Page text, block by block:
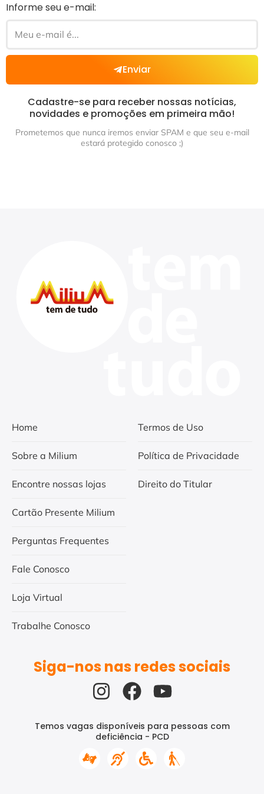
Informe seu e-mail:
Enviar
Cadastre-se para receber nossas notícias,
novidades e promoções em primeira mão!
Prometemos que nunca iremos enviar SPAM e que seu e-mail
estará protegido conosco ;)
Home
Sobre a Milium
Encontre nossas lojas
Cartão Presente Milium
Perguntas Frequentes
Fale Conosco
Loja Virtual
Trabalhe Conosco
Termos de Uso
Política de Privacidade
Direito do Titular
Siga-nos nas redes sociais
Temos vagas disponíveis para pessoas com
deficiência - PCD